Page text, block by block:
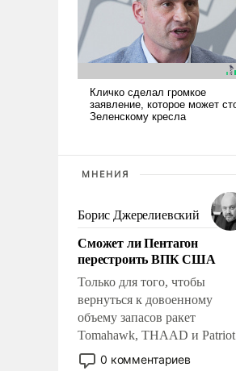
МНЕНИЯ
Борис Джерелиевский
Сможет ли Пентагон
перестроить ВПК США
Только для того, чтобы
вернуться к довоенному
объему запасов ракет
Tomahawk, THAAD и Patriot
США потребуется более трех
0 комментариев